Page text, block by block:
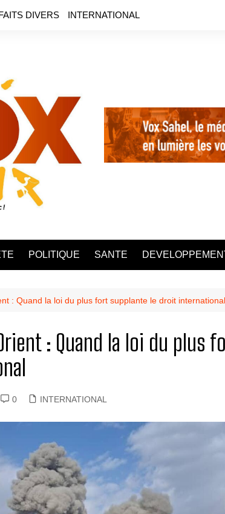
DIVERS INTERNATIONAL
POLITIQUE SANTE
: Quand la loi du plus fort supplante le droit international
: Quand la loi du plus
0 INTERNATIONAL